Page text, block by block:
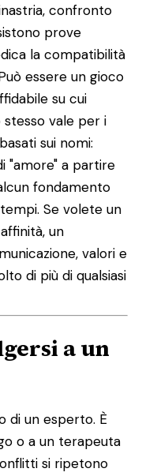
confronto
prove
la compatibilità
essere un gioco
su cui
vale per i
sui nomi:
"amore" a partire
fondamento
Se volete un
un
valori e
di più di qualsiasi
a un
di un esperto. È
o a un terapeuta
si ripetono